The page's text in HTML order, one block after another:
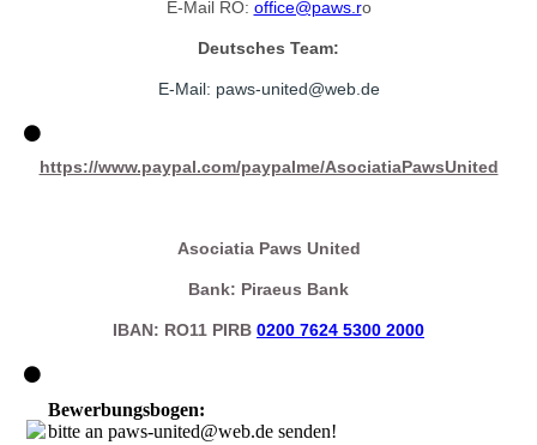
E-Mail RO: office@paws.ro
Deutsches Team:
E-Mail: paws-united@web. de
https://www.paypal.com/paypalme/AsociatiaPawsUnited
Asociatia Paws United
Bank: Piraeus Bank
IBAN: RO11 PIRB 0200 7624 5300 2000
Bewerbungsbogen:
bitte an paws-united@web.de senden!